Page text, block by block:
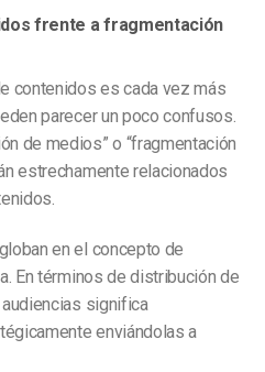
frente a fragmentación
contenidos es cada vez más
parecer un poco confusos.
de medios” o “fragmentación
estrechamente relacionados
en el concepto de
En términos de distribución de
significa
enviándolas a